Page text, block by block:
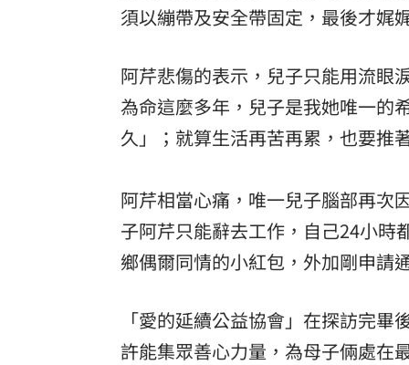
須以繃帶及安全帶固定，最後才娓
阿芹悲傷的表示，兒子只能用流眼
為命這麼多年，兒子是我她唯一的
久」；就算生活再苦再累，也要推
阿芹相當心痛，唯一兒子腦部再次
子阿芹只能辭去工作，自己24小時
鄉偶爾同情的小紅包，外加剛申請
「愛的延續公益協會」在探訪完
許能集眾善心力量，為母子倆處在